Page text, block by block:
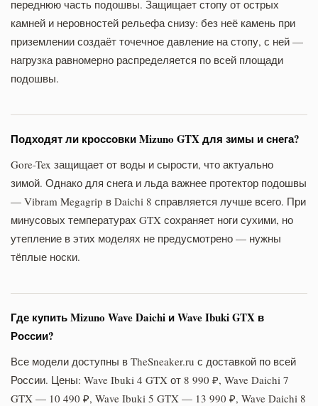
переднюю часть подошвы. Защищает стопу от острых
камней и неровностей рельефа снизу: без неё камень при
приземлении создаёт точечное давление на стопу, с ней —
нагрузка равномерно распределяется по всей площади
подошвы.
Подходят ли кроссовки Mizuno GTX для зимы и снега?
Gore-Tex защищает от воды и сырости, что актуально
зимой. Однако для снега и льда важнее протектор подошвы
— Vibram Megagrip в Daichi 8 справляется лучше всего. При
минусовых температурах GTX сохраняет ноги сухими, но
утепление в этих моделях не предусмотрено — нужны
тёплые носки.
Где купить Mizuno Wave Daichi и Wave Ibuki GTX в
России?
Все модели доступны в TheSneaker.ru с доставкой по всей
России. Цены: Wave Ibuki 4 GTX от 8 990 ₽, Wave Daichi 7
GTX — 10 490 ₽, Wave Ibuki 5 GTX — 13 990 ₽, Wave Daichi 8